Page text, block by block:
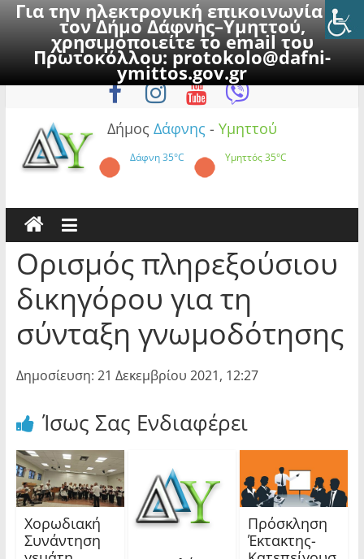
Για την ηλεκτρονική επικοινωνία με
τον Δήμο Δάφνης–Υμηττού,
χρησιμοποιείτε το email του
Πρωτοκόλλου:protokolo@dafni-
ymittos.gov.gr
to
Σάββατο, 8 Αυγούστου 2026
Δήμος Δάφνης - Υμηττού
Δάφνη35°C Υμηττός35°C
Ορισμός πληρεξούσιου
δικηγόρου για τη
σύνταξη γνωμοδότησης
Δημοσίευση: 21 Δεκεμβρίου 2021, 12:27
Ίσως Σας Ενδιαφέρει
Χορωδιακή
Συνάντηση
Πρόσκληση
Έκτακτης-